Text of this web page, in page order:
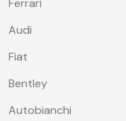
Ferrari
Audi
Fiat
Bentley
Autobianchi